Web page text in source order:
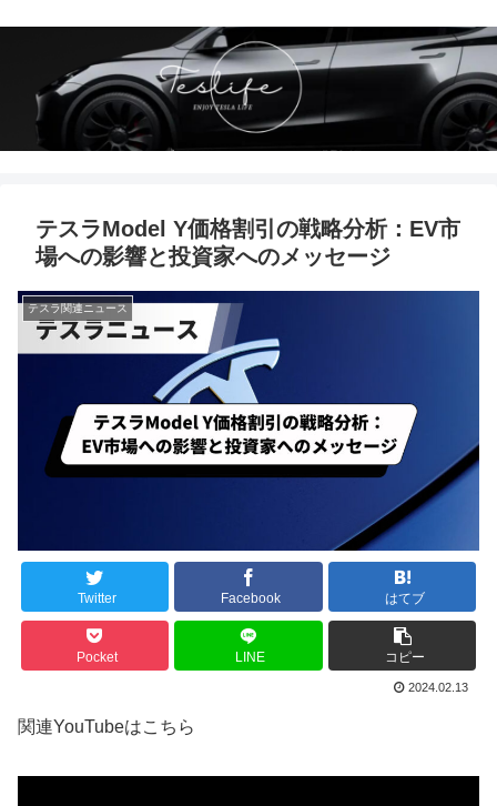
テスラModel Y価格割引の戦略分析：EV市
場への影響と投資家へのメッセージ
テスラ関連ニュース
Twitter Facebook はてブ
Pocket LINE コピー
2024.02.13
関連YouTubeはこちら